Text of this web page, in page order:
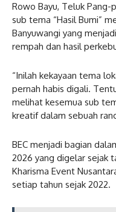
Rowo Bayu, Teluk Pang-
sub tema “Hasil Bumi”
Banyuwangi yang
rempah dan hasil
“Inilah kekayaan tema
pernah habis digali.
melihat kesemua sub
kreatif dalam sebuah
BEC menjadi bagian
2026 yang digelar sejak
Kharisma Event
setiap tahun sejak 2022.